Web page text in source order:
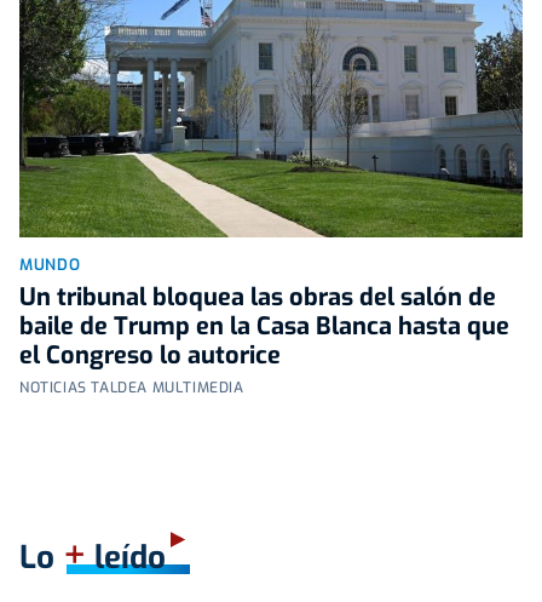
MUNDO
Un tribunal bloquea las obras del salón de
baile de Trump en la Casa Blanca hasta que
el Congreso lo autorice
NOTICIAS TALDEA MULTIMEDIA
Lo +leído